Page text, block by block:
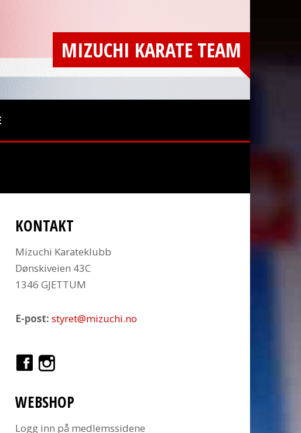
MIZUCHI KARATE TEAM
KONTAKT
Mizuchi Karateklubb
Dønskiveien 43C
1346 GJETTUM
E-post: styret@mizuchi.no
WEBSHOP
Logg inn på medlemssidene